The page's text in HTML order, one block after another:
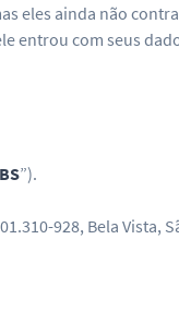
eles ainda não
entrou com seus
”).
928, Bela Vista,